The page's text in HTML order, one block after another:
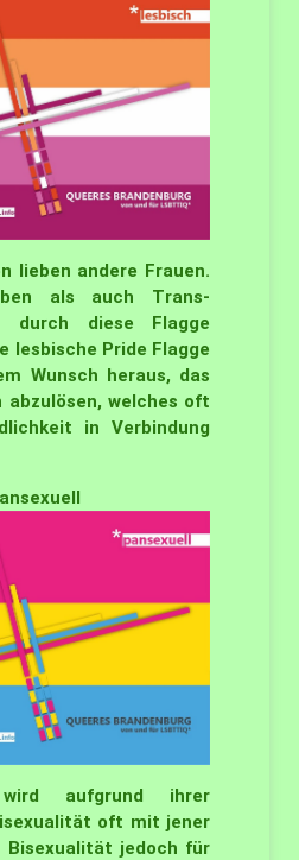
lieben andere Frauen.
als auch Trans-
durch diese Flagge
lesbische Pride Flagge
Wunsch heraus, das
abzulösen, welches oft
in Verbindung
wird aufgrund ihrer
oft mit jener
Bisexualität jedoch für